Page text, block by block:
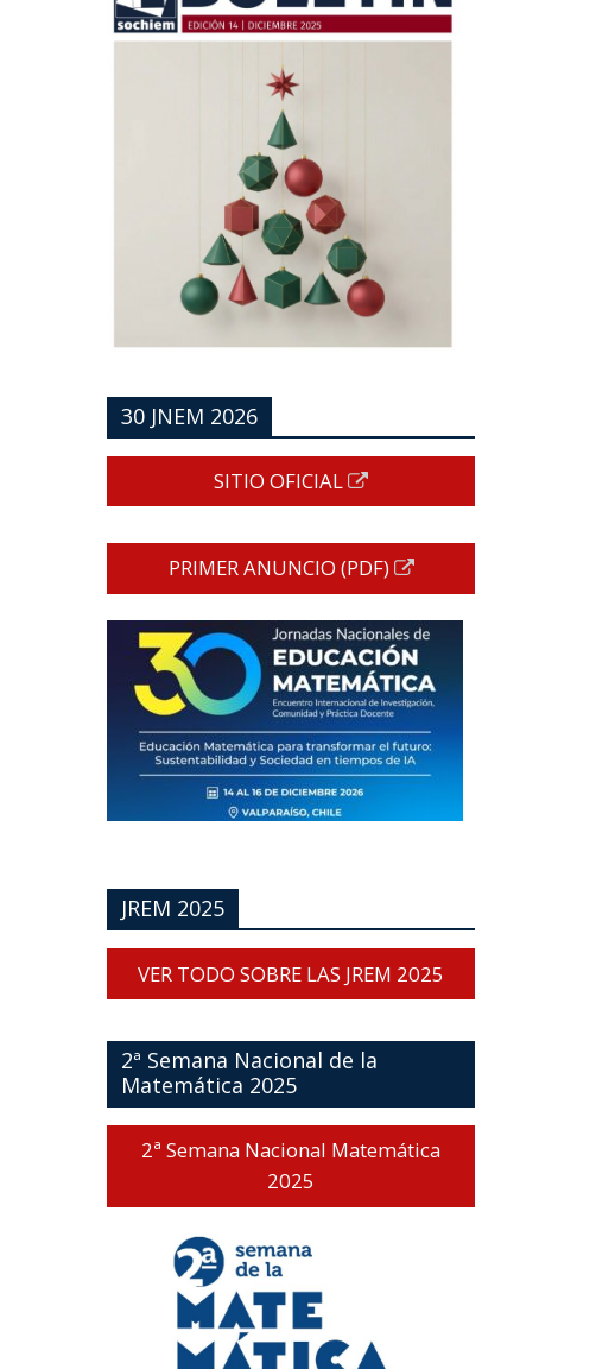
30 JNEM 2026
SITIO OFICIAL
PRIMER ANUNCIO (PDF)
JREM 2025
VER TODO SOBRE LAS JREM 2025
2ª Semana Nacional de la
Matemática 2025
2ª Semana Nacional Matemática
2025